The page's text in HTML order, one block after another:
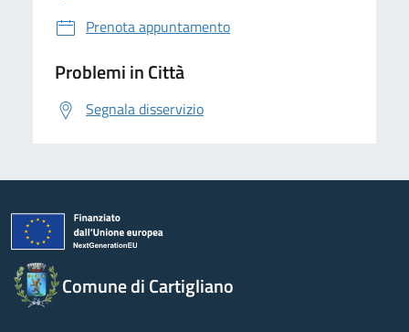
Prenota appuntamento
Problemi in Città
Segnala disservizio
Comune di Cartigliano